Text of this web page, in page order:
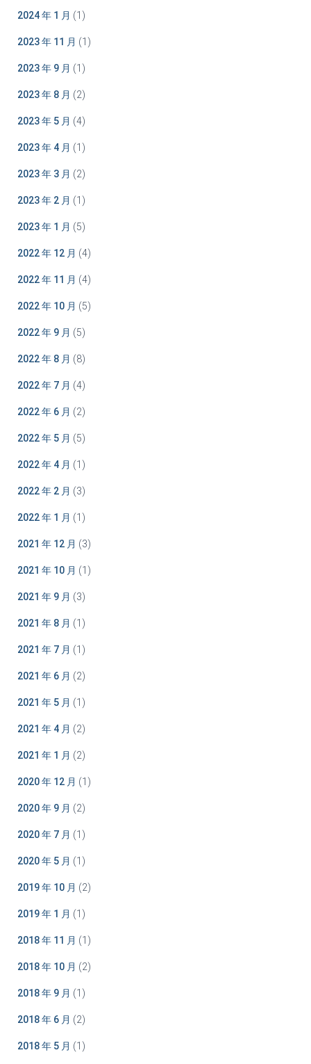
2024 年 1 月 (1)
2023 年 11 月 (1)
2023 年 9 月 (1)
2023 年 8 月 (2)
2023 年 5 月 (4)
2023 年 4 月 (1)
2023 年 3 月 (2)
2023 年 2 月 (1)
2023 年 1 月 (5)
2022 年 12 月 (4)
2022 年 11 月 (4)
2022 年 10 月 (5)
2022 年 9 月 (5)
2022 年 8 月 (8)
2022 年 7 月 (4)
2022 年 6 月 (2)
2022 年 5 月 (5)
2022 年 4 月 (1)
2022 年 2 月 (3)
2022 年 1 月 (1)
2021 年 12 月 (3)
2021 年 10 月 (1)
2021 年 9 月 (3)
2021 年 8 月 (1)
2021 年 7 月 (1)
2021 年 6 月 (2)
2021 年 5 月 (1)
2021 年 4 月 (2)
2021 年 1 月 (2)
2020 年 12 月 (1)
2020 年 9 月 (2)
2020 年 7 月 (1)
2020 年 5 月 (1)
2019 年 10 月 (2)
2019 年 1 月 (1)
2018 年 11 月 (1)
2018 年 10 月 (2)
2018 年 9 月 (1)
2018 年 6 月 (2)
2018 年 5 月 (1)